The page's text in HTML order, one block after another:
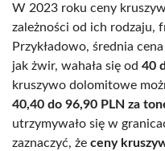
W 2023 roku ceny
zależności od ich rodzaju,
Przykładowo, średnia
jak żwir, wahała się od 40
kruszywo dolomitowe
40,40 do 96,90 PLN za
utrzymywało się w
zaznaczyć, że ceny